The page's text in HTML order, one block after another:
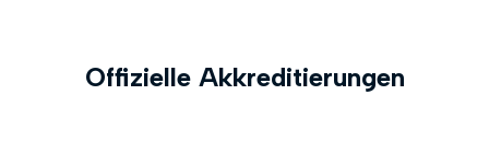
Offizielle Akkreditierungen